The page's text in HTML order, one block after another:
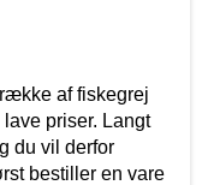
af fiskegrej
priser. Langt
du vil derfor
bestiller en vare